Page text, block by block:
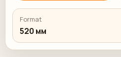
Format
520 мм